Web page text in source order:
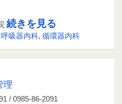
続きを見る
呼吸器内科, 循環器内科
理
/ 0985-86-2091